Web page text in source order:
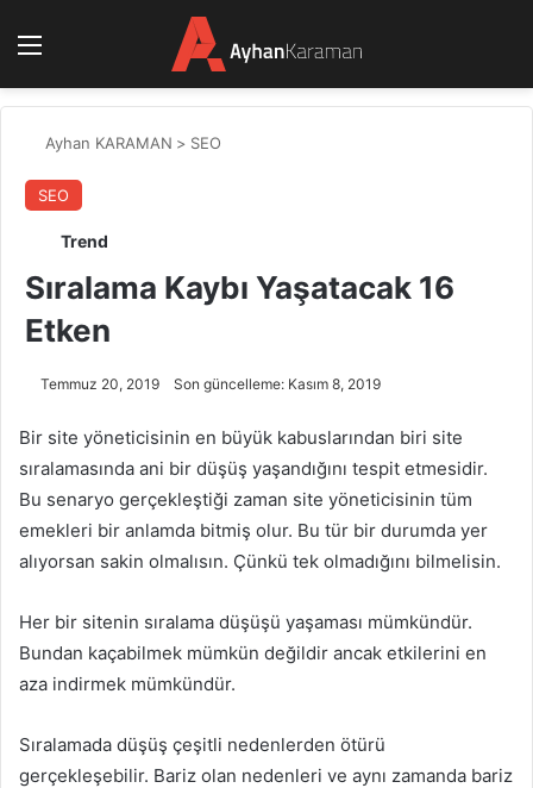
Ayhan KARAMAN > SEO
SEO
Trend
Sıralama Kaybı Yaşatacak 16
Etken
Temmuz 20, 2019 Son güncelleme: Kasım 8, 2019
Bir site yöneticisinin en büyük kabuslarından biri site
sıralamasında ani bir düşüş yaşandığını tespit etmesidir.
Bu senaryo gerçekleştiği zaman site yöneticisinin tüm
emekleri bir anlamda bitmiş olur. Bu tür bir durumda yer
alıyorsan sakin olmalısın. Çünkü tek olmadığını bilmelisin.
Her bir sitenin sıralama düşüşü yaşaması mümkündür.
Bundan kaçabilmek mümkün değildir ancak etkilerini en
aza indirmek mümkündür.
Sıralamada düşüş çeşitli nedenlerden ötürü
gerçekleşebilir. Bariz olan nedenleri ve aynı zamanda bariz